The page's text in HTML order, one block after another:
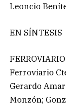
Leoncio
EN SÍNTESIS
Ferroviario
Gerardo
Monzón;